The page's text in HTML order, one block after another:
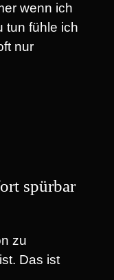
wenn ich
tun fühle ich
nur
spürbar
zu
Das ist